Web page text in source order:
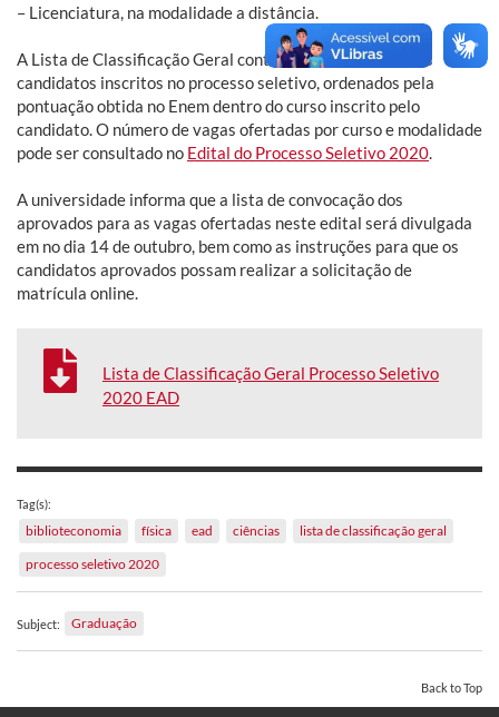
– Licenciatura, na modalidade a distância.
A Lista de Classificação Geral contém o nome de todos os
candidatos inscritos no processo seletivo, ordenados pela
pontuação obtida no Enem dentro do curso inscrito pelo
candidato. O número de vagas ofertadas por curso e modalidade
pode ser consultado no Edital do Processo Seletivo 2020
A universidade informa que a lista de convocação dos
aprovados para as vagas ofertadas neste edital será divulgada
em no dia 14 de outubro, bem como as instruções para que os
candidatos aprovados possam realizar a solicitação de
matrícula online.
Lista de Classificação Geral Processo Seletivo
2020 EAD
Tag(s):
biblioteconomia física ead ciências
lista de classificação geral
processo seletivo 2020
Subject: Graduação
Back to Top